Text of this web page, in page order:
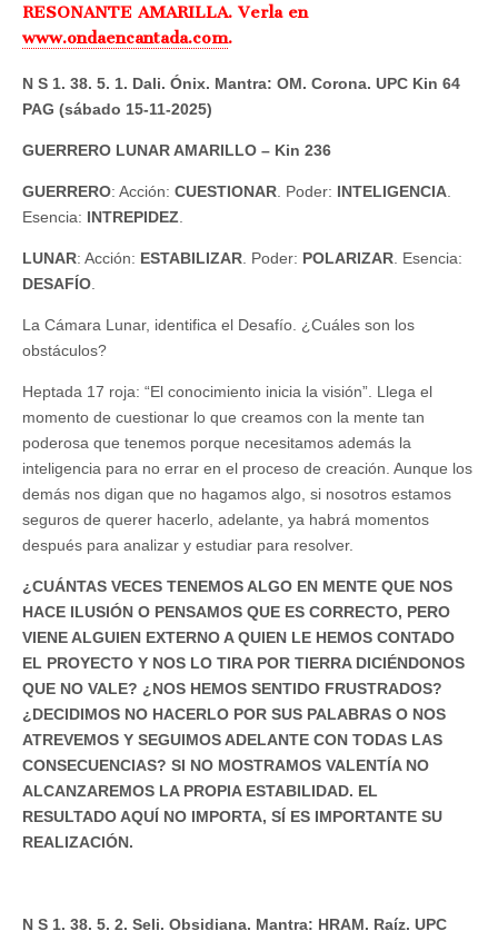
RESONANTE AMARILLA. Verla en
www.ondaencantada.com.
N S 1. 38. 5. 1. Dali. Ónix. Mantra: OM. Corona. UPC Kin 64
PAG (sábado 15-11-2025)
GUERRERO LUNAR AMARILLO – Kin 236
GUERRERO: Acción: CUESTIONAR. Poder: INTELIGENCIA.
Esencia: INTREPIDEZ.
LUNAR: Acción: ESTABILIZAR. Poder: POLARIZAR. Esencia:
DESAFÍO.
La Cámara Lunar, identifica el Desafío. ¿Cuáles son los
obstáculos?
Heptada 17 roja: “El conocimiento inicia la visión”. Llega el
momento de cuestionar lo que creamos con la mente tan
poderosa que tenemos porque necesitamos además la
inteligencia para no errar en el proceso de creación. Aunque los
demás nos digan que no hagamos algo, si nosotros estamos
seguros de querer hacerlo, adelante, ya habrá momentos
después para analizar y estudiar para resolver.
¿CUÁNTAS VECES TENEMOS ALGO EN MENTE QUE NOS
HACE ILUSIÓN O PENSAMOS QUE ES CORRECTO, PERO
VIENE ALGUIEN EXTERNO A QUIEN LE HEMOS CONTADO
EL PROYECTO Y NOS LO TIRA POR TIERRA DICIÉNDONOS
QUE NO VALE? ¿NOS HEMOS SENTIDO FRUSTRADOS?
¿DECIDIMOS NO HACERLO POR SUS PALABRAS O NOS
ATREVEMOS Y SEGUIMOS ADELANTE CON TODAS LAS
CONSECUENCIAS? SI NO MOSTRAMOS VALENTÍA NO
ALCANZAREMOS LA PROPIA ESTABILIDAD. EL
RESULTADO AQUÍ NO IMPORTA, SÍ ES IMPORTANTE SU
REALIZACIÓN.
N S 1. 38. 5. 2. Seli. Obsidiana. Mantra: HRAM. Raíz. UPC